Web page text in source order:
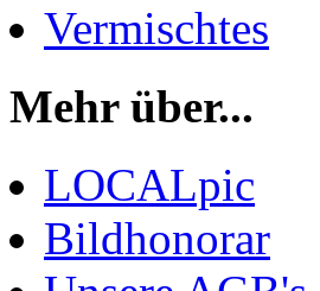
Vermischtes
Mehr über...
LOCALpic
Bildhonorar